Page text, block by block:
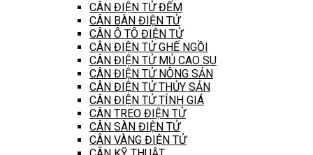
CÂN ĐIỆN TỬ ĐẾM
CÂN BÀN ĐIỆN TỬ
CÂN Ô TÔ ĐIỆN TỬ
CÂN ĐIỆN TỬ GHẾ NGỒI
CÂN ĐIỆN TỬ MỦ CAO SU
CÂN ĐIỆN TỬ NÔNG SẢN
CÂN ĐIỆN TỬ THỦY SẢN
CÂN ĐIỆN TỬ TÍNH GIÁ
CÂN TREO ĐIỆN TỬ
CÂN SÀN ĐIỆN TỬ
CÂN VÀNG ĐIỆN TỬ